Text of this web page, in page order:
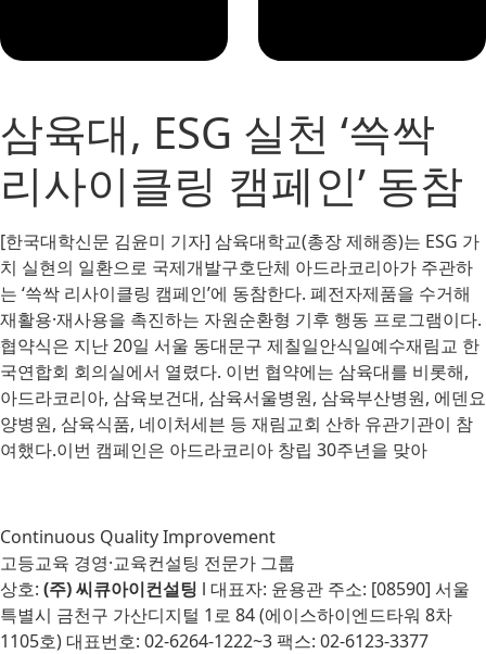
삼육대, ESG 실천 ‘쓱싹
리사이클링 캠페인’ 동참
[한국대학신문 김윤미 기자] 삼육대학교(총장 제해종)는 ESG 가
치 실현의 일환으로 국제개발구호단체 아드라코리아가 주관하
는 ‘쓱싹 리사이클링 캠페인’에 동참한다. 폐전자제품을 수거해
재활용·재사용을 촉진하는 자원순환형 기후 행동 프로그램이다.
협약식은 지난 20일 서울 동대문구 제칠일안식일예수재림교 한
국연합회 회의실에서 열렸다. 이번 협약에는 삼육대를 비롯해,
아드라코리아, 삼육보건대, 삼육서울병원, 삼육부산병원, 에덴요
양병원, 삼육식품, 네이처세븐 등 재림교회 산하 유관기관이 참
여했다.이번 캠페인은 아드라코리아 창립 30주년을 맞아
Continuous Quality Improvement
고등교육 경영·교육컨설팅 전문가 그룹
상호: (주) 씨큐아이컨설팅 l 대표자: 윤용관 주소: [08590] 서울
특별시 금천구 가산디지털 1로 84 (에이스하이엔드타워 8차
1105호) 대표번호: 02-6264-1222~3 팩스: 02-6123-3377